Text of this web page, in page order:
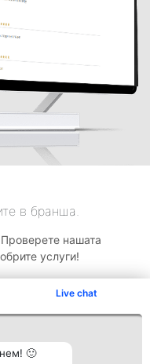
Live chat
🙂
в бранша.
нашата
услуги!